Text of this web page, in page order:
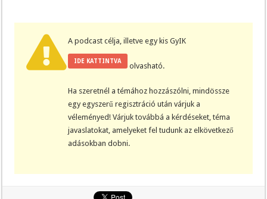
A podcast célja, illetve egy kis GyIK
IDE KATTINTVA
olvasható.
Ha szeretnél a témához hozzászólni, mindössze
egy egyszerű regisztráció után várjuk a
véleményed! Várjuk továbbá a kérdéseket, téma
javaslatokat, amelyeket fel tudunk az elkövetkező
adásokban dobni.